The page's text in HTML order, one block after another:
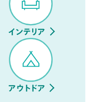
インテリア
アウトドア